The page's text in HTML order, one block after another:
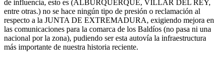
de influencia, esto es (ALBURQUERQUE, VILLAR DEL REY,
entre otras.) no se hace ningún tipo de presión o reclamación al
respecto a la JUNTA DE EXTREMADURA, exigiendo mejora en
las comunicaciones para la comarca de los Baldíos (no pasa ni una
nacional por la zona), pudiendo ser esta autovía la infraestructura
más importante de nuestra historia reciente.